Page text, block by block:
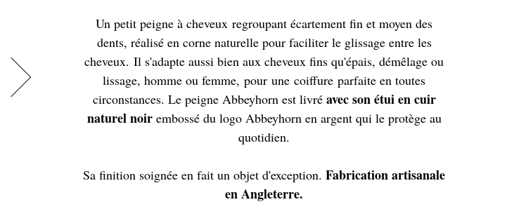
Un petit peigne à cheveux regroupant écartement fin et moyen des
dents, réalisé en corne naturelle pour faciliter le glissage entre les
cheveux. Il s'adapte aussi bien aux cheveux fins qu'épais, démêlage ou
lissage, homme ou femme, pour une coiffure parfaite en toutes
circonstances. Le peigne Abbeyhorn est livré avec son étui en cuir
naturel noirembossé du logo Abbeyhorn en argent qui le protège au
quotidien.
Sa finition soignée en fait un objet d'exception.Fabrication artisanale
en Angleterre.